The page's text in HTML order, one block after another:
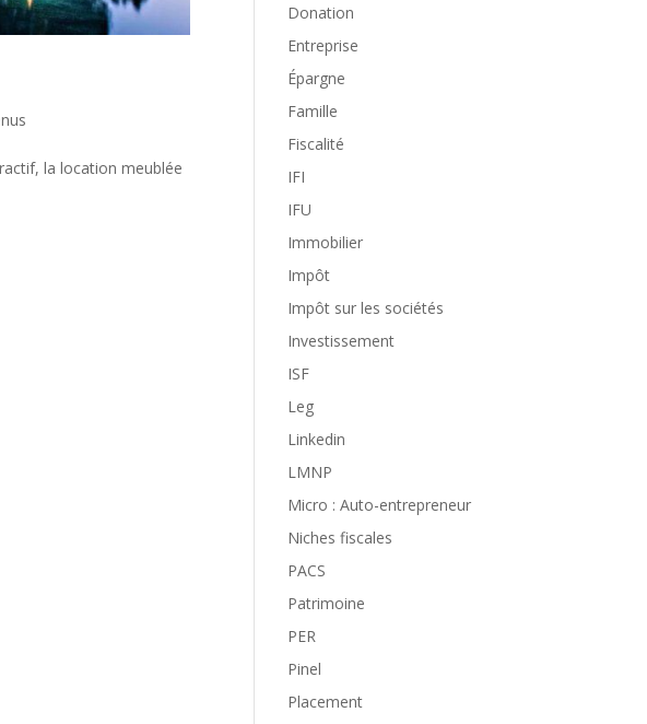
la location meublée
Donation
Entreprise
Épargne
Famille
Fiscalité
IFI
IFU
Immobilier
Impôt
Impôt sur les sociétés
Investissement
ISF
Leg
Linkedin
LMNP
Micro : Auto-entrepreneur
Niches fiscales
PACS
Patrimoine
PER
Pinel
Placement